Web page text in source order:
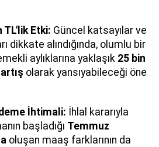
TL'lik Etki: Güncel katsayılar ve
dikkate alındığında, olumlu bir
aylıklarına yaklaşık 25 bin
olarak yansıyabileceği öne
İhtimali: İhlal kararıyla
başladığı Temmuz
oluşan maaş farklarının da